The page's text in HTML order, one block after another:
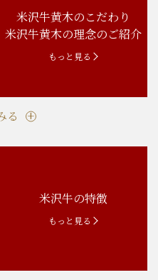
米沢牛黄木のこだわり
米沢牛黄木の理念のご紹介
もっと見る
る
米沢牛の特徴
もっと見る